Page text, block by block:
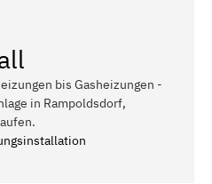
bis Gasheizungen -
in Rampoldsdorf,